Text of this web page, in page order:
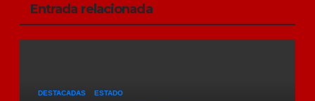
Entrada relacionada
DESTACADAS ESTADO